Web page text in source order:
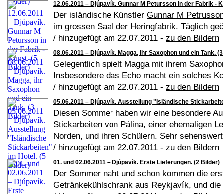
12.06.2011 – Djúpavík. Gunnar M Petursson in der Fabrik -
Der isländische Künstler Gunnar M
im grossen Saal der Heringfabrik. Täglich
/ hinzugefügt am 22.07.2011 - zu den Bildern
08.06.2011 – Djúpavík. Magga, ihr Saxophon und ein Tank.
Gelegentlich spielt Magga mit ihrem
Insbesondere das Echo macht ein solches
/ hinzugefügt am 22.07.2011 - zu den Bildern
05.06.2011 – Djúpavík. Ausstellung "Isländische
Diesen Sommer haben wir eine besondere
Stickarbeiten von Pálina, einer ehemaligen
Norden, und ihren Schülern. Sehr
/ hinzugefügt am 22.07.2011 - zu den Bildern
01. und 02.06.2011 – Djúpavík. Erste Lieferungen. (2 Bilder)
Der Sommer naht und schon kommen die
Getränkekühlschrank aus Reykjavík, und